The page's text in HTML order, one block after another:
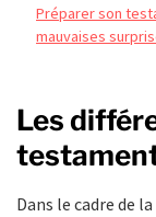
Préparer son
mauvaises
Les
Dans le cadre de